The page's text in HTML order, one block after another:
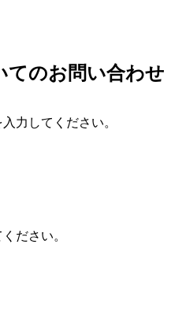
てのお問い合わせ
力してください。
ださい。